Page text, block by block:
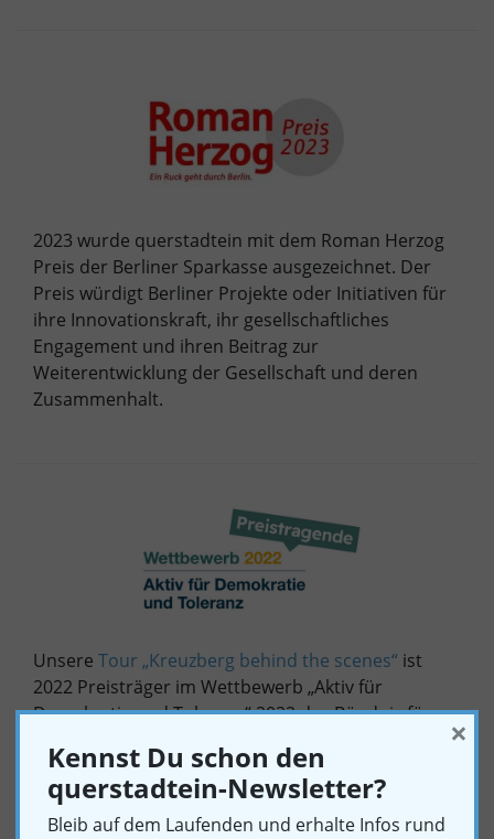
2023 wurde querstadtein mit dem Roman Herzog
Preis der Berliner Sparkasse ausgezeichnet. Der
Preis würdigt Berliner Projekte oder Initiativen für
ihre Innovationskraft, ihr gesellschaftliches
Engagement und ihren Beitrag zur
Weiterentwicklung der Gesellschaft und deren
Zusammenhalt.
Unsere Tour „Kreuzberg behind the scenes“ ist
2022 Preisträger im Wettbewerb „Aktiv für
Demokratie und Toleranz“ 2022 des Bündnis für
Kennst Du schon den
querstadtein-Newsletter?
Bleib auf dem Laufenden und erhalte Infos rund
×